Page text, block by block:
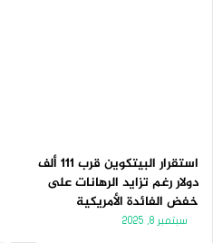
استقرار البيتكوين قرب 111 ألف
دولار رغم تزايد الرهانات على
خفض الفائدة الأمريكية
سبتمبر 8, 2025